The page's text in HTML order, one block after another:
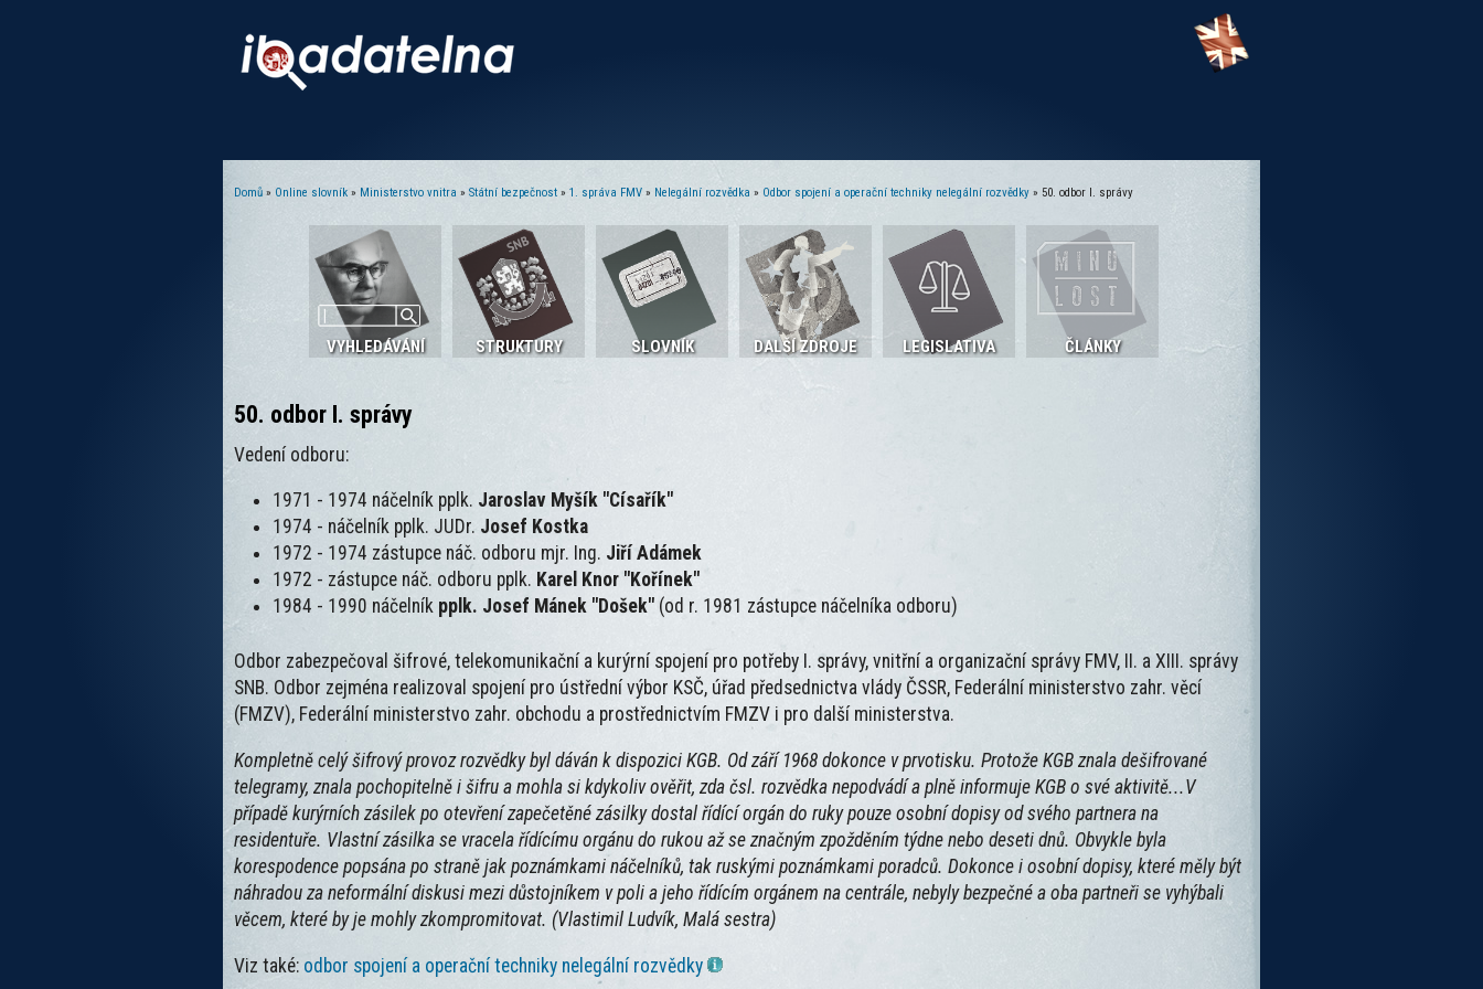
Domů » Online slovník » Ministerstvo vnitra » Státní bezpečnost » 1. správa FMV » Nelegální rozvědka » Odbor spojení a operační techniky nelegální rozvědky » 50. odbor I. správy
VYHLEDÁVÁNÍ STRUKTURY SLOVNÍK DALŠÍ ZDROJE LEGISLATIVA ČLÁNKY
50. odbor I. správy
Vedení odboru:
1971 - 1974 náčelník pplk. Jaroslav Myšík "Císařík"
1974 - náčelník pplk. JUDr. Josef Kostka
1972 - 1974 zástupce náč. odboru mjr. Ing. Jiří Adámek
1972 - zástupce náč. odboru pplk. Karel Knor "Kořínek"
1984 - 1990 náčelník pplk. Josef Mánek "Došek" (od r. 1981 zástupce náčelníka odboru)
Odbor zabezpečoval šifrové, telekomunikační a kurýrní spojení pro potřeby I. správy, vnitřní a organizační správy FMV, II. a XIII. správy
SNB. Odbor zejména realizoval spojení pro ústřední výbor KSČ, úřad předsednictva vlády ČSSR, Federální ministerstvo zahr. věcí
(FMZV), Federální ministerstvo zahr. obchodu a prostřednictvím FMZV i pro další ministerstva.
Kompletně celý šifrový provoz rozvědky byl dáván k dispozici KGB. Od září 1968 dokonce v prvotisku. Protože KGB znala dešifrované
telegramy, znala pochopitelně i šifru a mohla si kdykoliv ověřit, zda čsl. rozvědka nepodvádí a plně informuje KGB o své aktivitě...V
případě kurýrních zásilek po otevření zapečetěné zásilky dostal řídící orgán do ruky pouze osobní dopisy od svého partnera na
residentuře. Vlastní zásilka se vracela řídícímu orgánu do rukou až se značným zpožděním týdne nebo deseti dnů. Obvykle byla
korespodence popsána po straně jak poznámkami náčelníků, tak ruskými poznámkami poradců. Dokonce i osobní dopisy, které měly být
náhradou za neformální diskusi mezi důstojníkem v poli a jeho řídícím orgánem na centrále, nebyly bezpečné a oba partneři se vyhýbali
věcem, které by je mohly zkompromitovat. (Vlastimil Ludvík, Malá sestra)
Viz také: odbor spojení a operační techniky nelegální rozvědky